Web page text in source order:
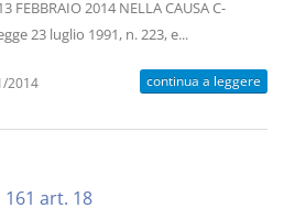
FEBBRAIO 2014 NELLA CAUSA C-
23 luglio 1991, n. 223, e...
2014 continua a leggere
art. 18